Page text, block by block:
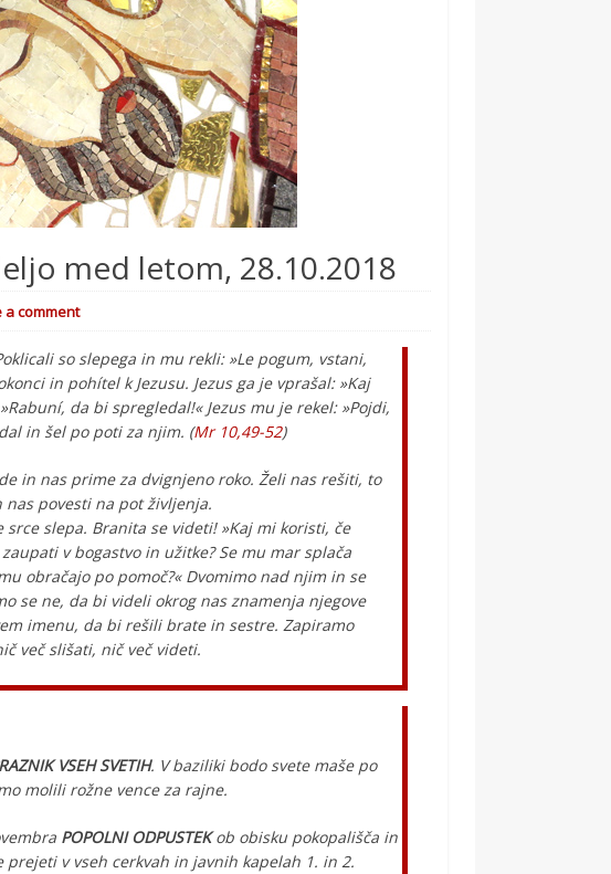
med letom, 28.10.2018
a comment
so slepega in mu rekli: »Le pogum, vstani,
in pohítel k Jezusu. Jezus ga je vprašal: »Kaj
da bi spregledal!« Jezus mu je rekel: »Pojdi,
in šel po poti za njim. (Mr 10,49-52)
in nas prime za dvignjeno roko. Želi nas rešiti, to
povesti na pot življenja.
slepa. Branita se videti! »Kaj mi koristi, če
v bogastvo in užitke? Se mu mar splača
obračajo po pomoč?« Dvomimo nad njim in se
se ne, da bi videli okrog nas znamenja njegove
imenu, da bi rešili brate in sestre. Zapiramo
več slišati, nič več videti.
VSEH SVETIH. V baziliki bodo svete maše po
molili rožne vence za rajne.
POPOLNI ODPUSTEKob obisku pokopališča in
prejeti v vseh cerkvah in javnih kapelah 1. in 2.